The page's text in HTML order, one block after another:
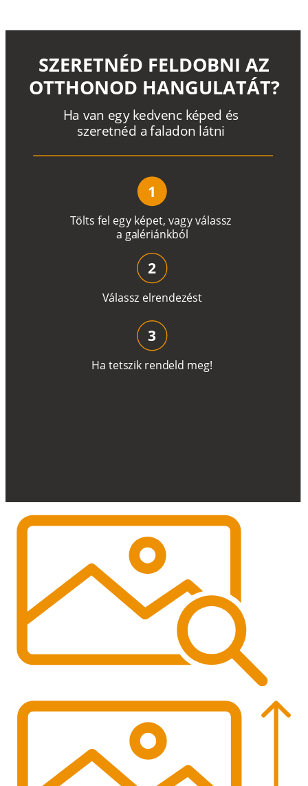
Tölts fel egy képet, vagyválassz
a galériánkból
Ha van egy kedvenc képed és
szeretnéd a faladon látni
SZERETNÉD FELDOBNI AZ
OTTHONOD HANGULATÁT?
1
Válassz elrendezést
2
Ha tetszik rendeld meg!
3